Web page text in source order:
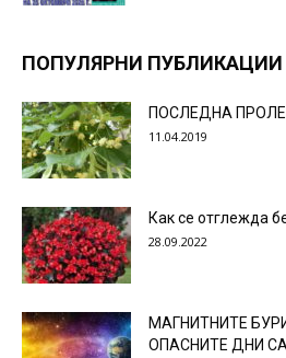
ПОПУЛЯРНИ ПУБЛИКАЦИИ
ПОСЛЕДНА
11.04.2019
Как се отглежда
28.09.2022
МАГНИТНИТЕ
ОПАСНИТЕ ДНИ